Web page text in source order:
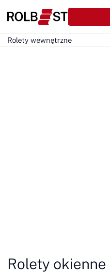
Rolety wewnętrzne
Rolety